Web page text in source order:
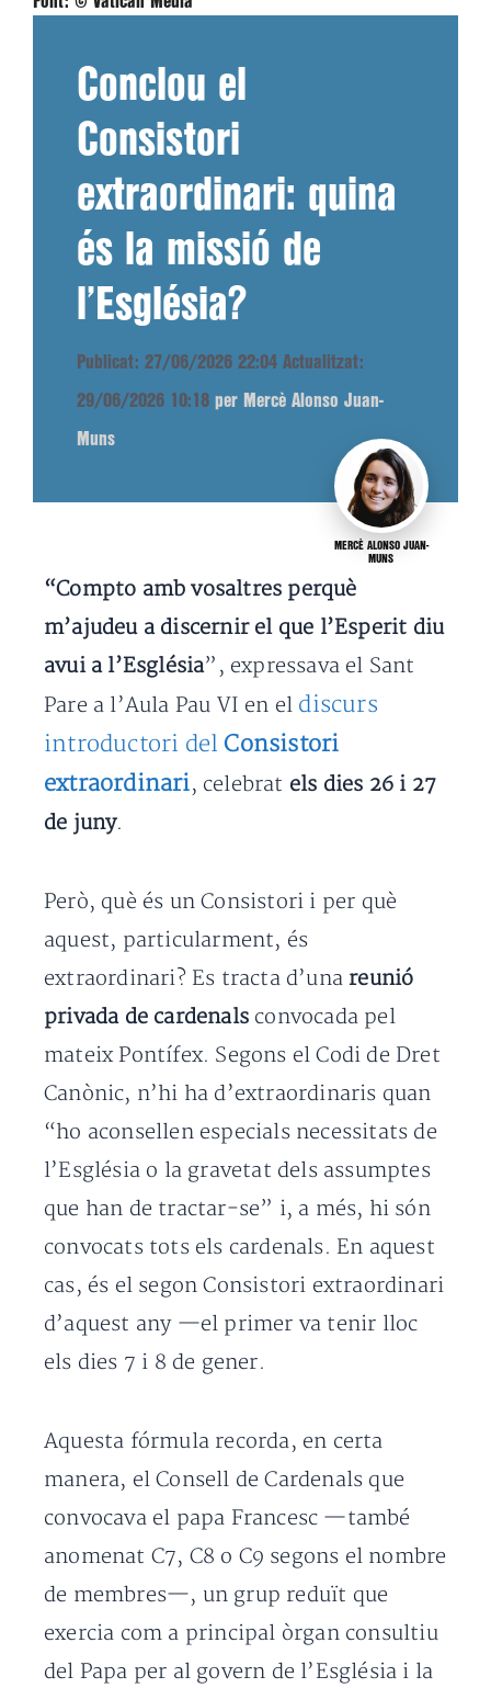
Conclou el
Consistori
extraordinari: quina
és la missió de
l’Església?
Publicat: 27/06/2026 22:04 Actualitzat:
29/06/2026 10:18 per Mercè Alonso Juan-
Muns
MERCÈ ALONSO JUAN-
MUNS
“Compto amb vosaltres perquè
m’ajudeu a discernir el que l’Esperit diu
avui a l’Església”, expressava el Sant
Pare a l’Aula Pau VI en el discurs
introductori delConsistori
extraordinari, celebrat els dies 26 i 27
de juny.
Però, què és un Consistori i per què
aquest, particularment, és
extraordinari? Es tracta d’una reunió
privada de cardenals convocada pel
mateix Pontífex. Segons el Codi de Dret
Canònic, n’hi ha d’extraordinaris quan
“ho aconsellen especials necessitats de
l’Església o la gravetat dels assumptes
que han de tractar-se” i, a més, hi són
convocats tots els cardenals. En aquest
cas, és el segon Consistori extraordinari
d’aquest any —el primer va tenir lloc
els dies 7 i 8 de gener.
Aquesta fórmula recorda, en certa
manera, el Consell de Cardenals que
convocava el papa Francesc —també
anomenat C7, C8 o C9 segons el nombre
de membres—, un grup reduït que
exercia com a principal òrgan consultiu
del Papa per al govern de l’Església i la